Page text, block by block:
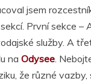
jsem
První sekce –
služby. A
na Odysee .
že různé